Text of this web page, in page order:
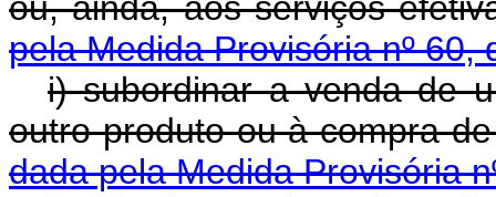
pela Medida Provisória nº 60,
i) subordinar a venda de
outro produto ou à compra
dada pela Medida Provisória